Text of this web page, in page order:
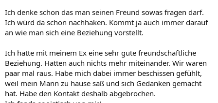
Ich denke schon das man seinen Freund sowas fragen darf.
Ich würd da schon nachhaken. Kommt ja auch immer darauf
an wie man sich eine Beziehung vorstellt.
Ich hatte mit meinem Ex eine sehr gute freundschaftliche
Beziehung. Hatten auch nichts mehr miteinander. Wir waren
paar mal raus. Habe mich dabei immer beschissen gefühlt,
weil mein Mann zu hause saß und sich Gedanken gemacht
hat. Habe den Kontakt deshalb abgebrochen.